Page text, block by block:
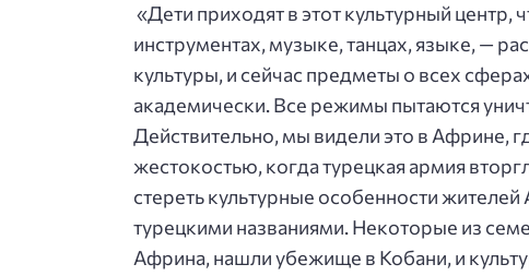
«Дети приходят в этот культурный центр,
инструментах, музыке, танцах, языке, —
культуры, и сейчас предметы о всех
академически. Все режимы пытаются
Действительно, мы видели это в Африне,
жестокостью, когда турецкая армия
стереть культурные особенности
турецкими названиями. Некоторые из
Африна, нашли убежище в Кобани, и